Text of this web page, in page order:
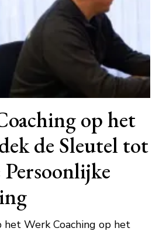
op het
de Sleutel tot
Persoonlijke
het Werk Coaching op het